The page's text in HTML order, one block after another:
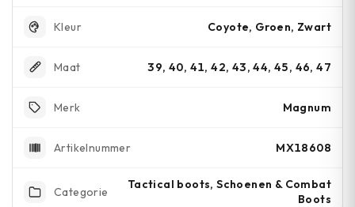
Kleur Coyote, Groen, Zwart
Maat 39, 40, 41, 42, 43, 44, 45, 46, 47
Merk Magnum
Artikelnummer MX18608
Categorie
Tactical boots, Schoenen & Combat
Boots